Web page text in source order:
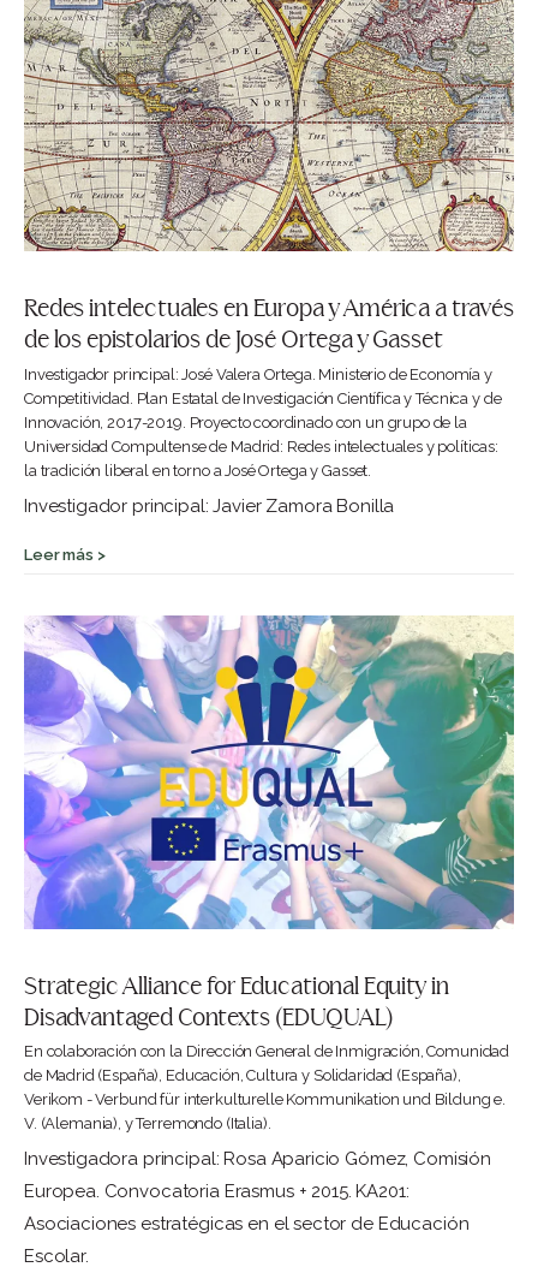
Redes intelectuales en Europa y América a través
de los epistolarios de José Ortega y Gasset
Investigador principal: José Valera Ortega. Ministerio de Economía y
Competitividad. Plan Estatal de Investigación Científica y Técnica y de
Innovación, 2017-2019. Proyecto coordinado con un grupo de la
Universidad Compultense de Madrid: Redes intelectuales y políticas:
la tradición liberal en torno a José Ortega y Gasset.
Investigador principal: Javier Zamora Bonilla
Leer más >
Strategic Alliance for Educational Equity in
Disadvantaged Contexts (EDUQUAL)
En colaboración con la Dirección General de Inmigración, Comunidad
de Madrid (España), Educación, Cultura y Solidaridad (España),
Verikom - Verbund für interkulturelle Kommunikation und Bildung e.
V. (Alemania), y Terremondo (Italia).
Investigadora principal: Rosa Aparicio Gómez, Comisión
Europea. Convocatoria Erasmus + 2015. KA201:
Asociaciones estratégicas en el sector de Educación
Escolar.